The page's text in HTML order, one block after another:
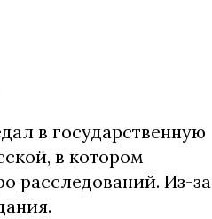
в государственную
в котором
расследований. Из-за